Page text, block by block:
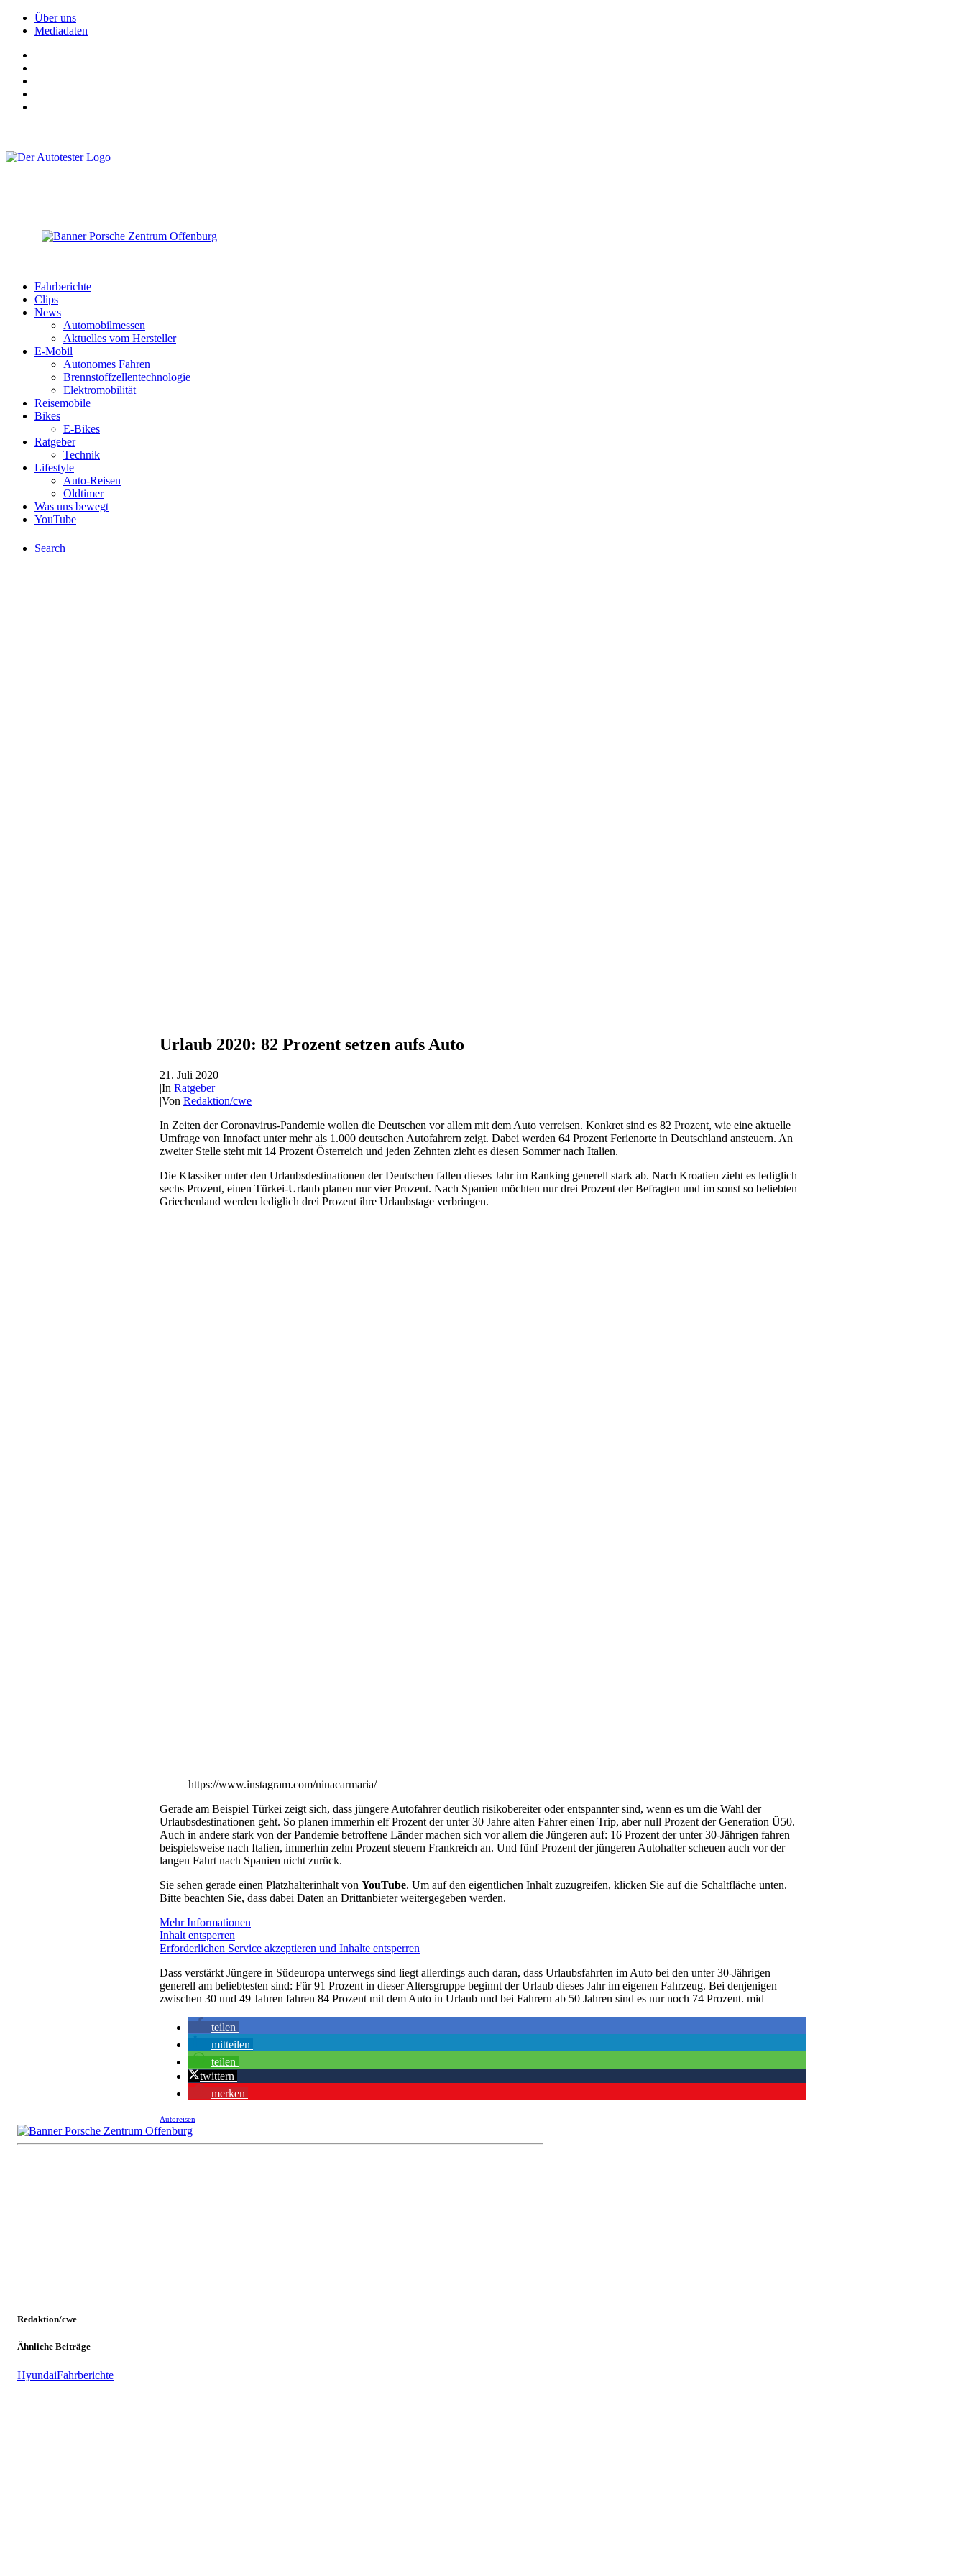
Über uns
Mediadaten
Fahrberichte
Clips
News
Automobilmessen
Aktuelles vom Hersteller
E-Mobil
Autonomes Fahren
Brennstoffzellentechnologie
Elektromobilität
Reisemobile
Bikes
E-Bikes
Ratgeber
Technik
Lifestyle
Auto-Reisen
Oldtimer
Was uns bewegt
YouTube
Search
Urlaub 2020: 82 Prozent setzen aufs Auto
21. Juli 2020
|In Ratgeber
|Von Redaktion/cwe
In Zeiten der Coronavirus-Pandemie wollen die Deutschen vor allem mit dem Auto verreisen. Konkret sind es 82 Prozent, wie eine aktuelle
Umfrage von Innofact unter mehr als 1.000 deutschen Autofahrern zeigt. Dabei werden 64 Prozent Ferienorte in Deutschland ansteuern. An
zweiter Stelle steht mit 14 Prozent Österreich und jeden Zehnten zieht es diesen Sommer nach Italien.
Die Klassiker unter den Urlaubsdestinationen der Deutschen fallen dieses Jahr im Ranking generell stark ab. Nach Kroatien zieht es lediglich
sechs Prozent, einen Türkei-Urlaub planen nur vier Prozent. Nach Spanien möchten nur drei Prozent der Befragten und im sonst so beliebten
Griechenland werden lediglich drei Prozent ihre Urlaubstage verbringen.
https://www.instagram.com/ninacarmaria/
Gerade am Beispiel Türkei zeigt sich, dass jüngere Autofahrer deutlich risikobereiter oder entspannter sind, wenn es um die Wahl der
Urlaubsdestinationen geht. So planen immerhin elf Prozent der unter 30 Jahre alten Fahrer einen Trip, aber null Prozent der Generation Ü50.
Auch in andere stark von der Pandemie betroffene Länder machen sich vor allem die Jüngeren auf: 16 Prozent der unter 30-Jährigen fahren
beispielsweise nach Italien, immerhin zehn Prozent steuern Frankreich an. Und fünf Prozent der jüngeren Autohalter scheuen auch vor der
langen Fahrt nach Spanien nicht zurück.
Sie sehen gerade einen Platzhalterinhalt von YouTube. Um auf den eigentlichen Inhalt zuzugreifen, klicken Sie auf die Schaltfläche unten.
Bitte beachten Sie, dass dabei Daten an Drittanbieter weitergegeben werden.
Mehr Informationen
Inhalt entsperren
Erforderlichen Service akzeptieren und Inhalte entsperren
Dass verstärkt Jüngere in Südeuropa unterwegs sind liegt allerdings auch daran, dass Urlaubsfahrten im Auto bei den unter 30-Jährigen
generell am beliebtesten sind: Für 91 Prozent in dieser Altersgruppe beginnt der Urlaub dieses Jahr im eigenen Fahrzeug. Bei denjenigen
zwischen 30 und 49 Jahren fahren 84 Prozent mit dem Auto in Urlaub und bei Fahrern ab 50 Jahren sind es nur noch 74 Prozent. mid
teilen
mitteilen
teilen
twittern
merken
Autoreisen
Redaktion/cwe
Ähnliche Beiträge
HyundaiFahrberichte